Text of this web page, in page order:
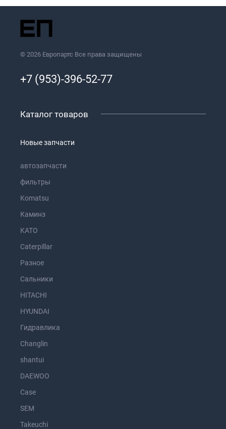
© 2026 Европартс Все права защищены
+7 (953)-396-52-77
Каталог товаров
Новые запчасти
автозапчасти
фильтры
Komatsu
Каминз
KATO
Caterpillar
Разное
Сальники
HITACHI
HYUNDAI
Гидравлика
Changlin
shantui
DAEWOO
Case
SEM
Takeuchi